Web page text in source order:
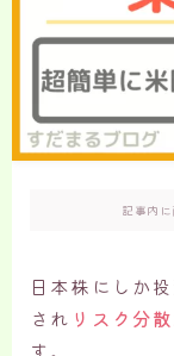
記事内
日本株にしか
され リスク分
す。